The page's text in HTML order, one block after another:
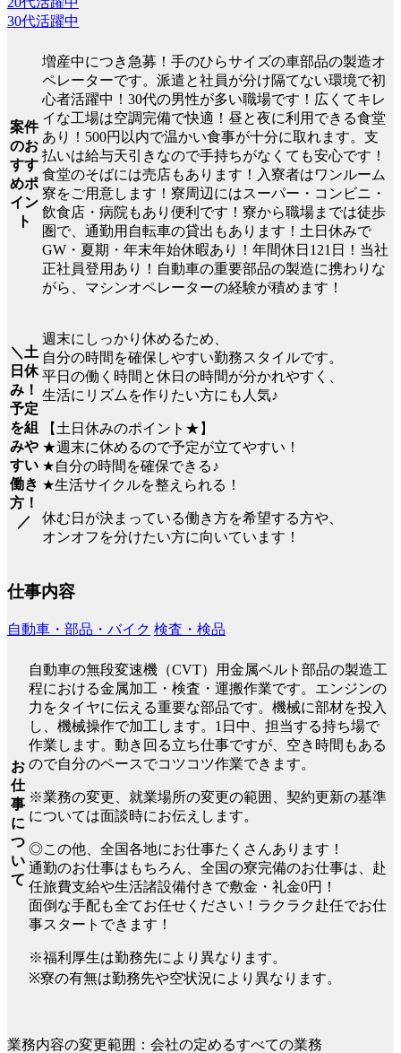
30代活躍中
案件
のお
すす
めポ
イン
ト
増産中につき急募！手のひらサイズの車部品の製造オ
ペレーターです。派遣と社員が分け隔てない環境で初
心者活躍中！30代の男性が多い職場です！広くてキレ
イな工場は空調完備で快適！昼と夜に利用できる食堂
あり！500円以内で温かい食事が十分に取れます。支
払いは給与天引きなので手持ちがなくても安心です！
食堂のそばには売店もあります！入寮者はワンルーム
寮をご用意します！寮周辺にはスーパー・コンビニ・
飲食店・病院もあり便利です！寮から職場までは徒歩
圏で、通勤用自転車の貸出もあります！土日休みで
GW・夏期・年末年始休暇あり！年間休日121日！当社
正社員登用あり！自動車の重要部品の製造に携わりな
がら、マシンオペレーターの経験が積めます！
＼土
日休
み！
予定
を組
みや
すい
働き
方！
／
週末にしっかり休めるため、
自分の時間を確保しやすい勤務スタイルです。
平日の働く時間と休日の時間が分かれやすく、
生活にリズムを作りたい方にも人気♪
【土日休みのポイント★】
★週末に休めるので予定が立てやすい！
★自分の時間を確保できる♪
★生活サイクルを整えられる！
休む日が決まっている働き方を希望する方や、
オンオフを分けたい方に向いています！
仕事内容
自動車・部品・バイク 検査・検品
お
仕
事
に
つ
い
て
自動車の無段変速機（CVT）用金属ベルト部品の製造工
程における金属加工・検査・運搬作業です。エンジンの
力をタイヤに伝える重要な部品です。機械に部材を投入
し、機械操作で加工します。1日中、担当する持ち場で
作業します。動き回る立ち仕事ですが、空き時間もある
ので自分のペースでコツコツ作業できます。
※業務の変更、就業場所の変更の範囲、契約更新の基準
については面談時にお伝えします。
◎この他、全国各地にお仕事たくさんあります！
通勤のお仕事はもちろん、全国の寮完備のお仕事は、赴
任旅費支給や生活諸設備付きで敷金・礼金0円！
面倒な手配も全てお任せください！ラクラク赴任でお仕
事スタートできます！
※福利厚生は勤務先により異なります。
※寮の有無は勤務先や空状況により異なります。
業務内容の変更範囲：会社の定めるすべての業務